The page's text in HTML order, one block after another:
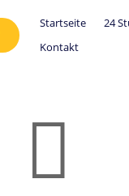
Startseite 24
Kontakt
